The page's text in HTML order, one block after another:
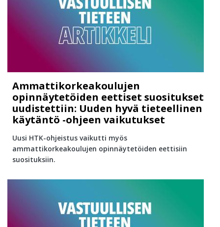
Ammattikorkeakoulujen
opinnäytetöiden eettiset suositukset
uudistettiin: Uuden hyvä tieteellinen
käytäntö -ohjeen vaikutukset
Uusi HTK-ohjeistus vaikutti myös
ammattikorkeakoulujen opinnäytetöiden eettisiin
suosituksiin.